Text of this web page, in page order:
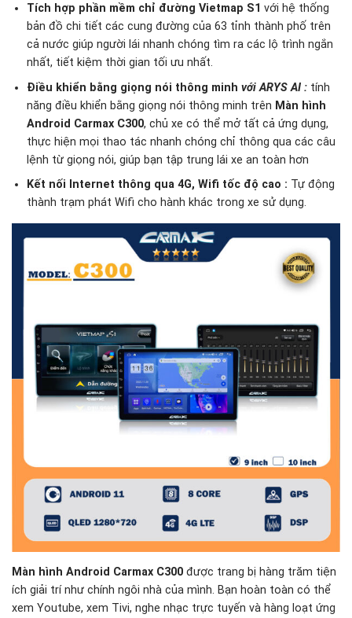
Tích hợp phần mềm chỉ đường Vietmap S1 với hệ thống
bản đồ chi tiết các cung đường của 63 tỉnh thành phố trên
cả nước giúp người lái nhanh chóng tìm ra các lộ trình ngắn
nhất, tiết kiệm thời gian tối ưu nhất.
Điều khiển bằng giọng nói thông minh với ARYS AI : tính
năng điều khiển bằng giọng nói thông minh trên Màn hình
Android Carmax C300, chủ xe có thể mở tất cả ứng dụng,
thực hiện mọi thao tác nhanh chóng chỉ thông qua các câu
lệnh từ giọng nói, giúp bạn tập trung lái xe an toàn hơn
Kết nối Internet thông qua 4G, Wifi tốc độ cao : Tự động
thành trạm phát Wifi cho hành khác trong xe sử dụng.
Màn hình Android Carmax C300 được trang bị hàng trăm tiện
ích giải trí như chính ngôi nhà của mình. Bạn hoàn toàn có thể
xem Youtube, xem Tivi, nghe nhạc trực tuyến và hàng loạt ứng